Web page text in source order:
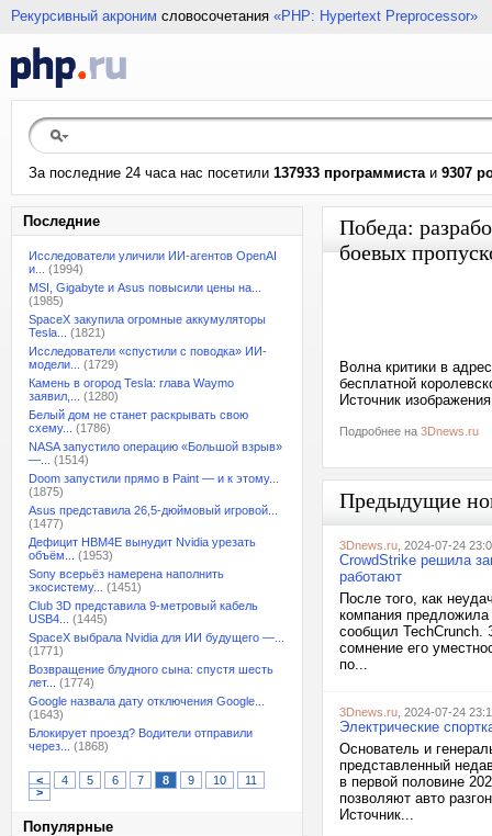
Рекурсивный акроним словосочетания «PHP: Hypertext Preprocessor»
За последние 24 часа нас посетили 137933 программистаи 9307
Последние
Исследователи уличили ИИ-агентов OpenAI
и...
(1994)
MSI, Gigabyte и Asus повысили цены на...
(1985)
SpaceX закупила огромные аккумуляторы
Tesla...
(1821)
Исследователи «спустили с поводка» ИИ-
модели...
(1729)
Камень в огород Tesla: глава Waymo
заявил,...
(1280)
Белый дом не станет раскрывать свою
схему...
(1786)
NASA запустило операцию «Большой взрыв»
—...
(1514)
Doom запустили прямо в Paint — и к этому...
(1875)
Asus представила 26,5-дюймовый игровой...
(1477)
Дефицит HBM4E вынудит Nvidia урезать
объём...
(1953)
Sony всерьёз намерена наполнить
экосистему...
(1451)
Club 3D представила 9-метровый кабель
USB4...
(1445)
SpaceX выбрала Nvidia для ИИ будущего —...
(1771)
Возвращение блудного сына: спустя шесть
лет...
(1774)
Google назвала дату отключения Google...
(1643)
Блокирует проезд? Водители отправили
через...
(1868)
< 4 5 6 7 8 9 10
11
>
Популярные
Победа:
боевых
Волна критики в
бесплатной
Источник
Подробнее на 3Dnews.ru
Предыдущие
3Dnews.ru , 2024-07-24
CrowdStrike решила
работают
После того, как
компания предложила
сообщил TechCrunch.
сомнение его
по...
3Dnews.ru , 2024-07-24
Электрические
Основатель и
представленный
в первой половине
позволяют авто
Источник...